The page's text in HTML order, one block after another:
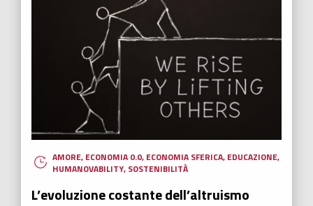
AMORE, ECONOMIA 0.0, ECONOMIA SFERICA, EDUCAZIONE,
HUMANOVABILITY, SOSTENIBILITÀ
L’evoluzione costante dell’altruismo